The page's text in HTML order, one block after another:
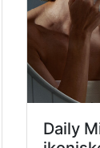
Daily